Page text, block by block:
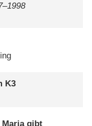
K3
Maria gibt